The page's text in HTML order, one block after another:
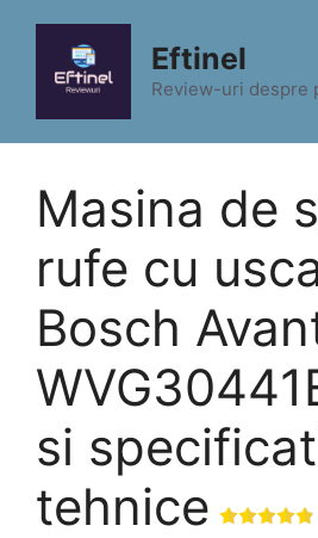
conținut
Eftinel
Review-uri despre
Masina de
rufe cu
Bosch
si
tehnice